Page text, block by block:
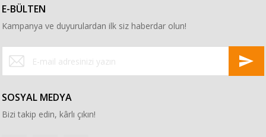
E-BÜLTEN
Kampanya ve duyurulardan ilk siz haberdar olun!
SOSYAL MEDYA
Bizi takip edin, kârlı çıkın!